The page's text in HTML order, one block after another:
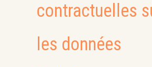
contractuelles
les données